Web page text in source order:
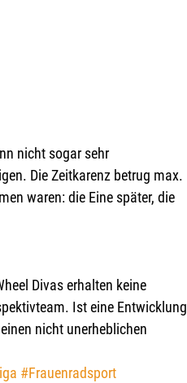
nicht sogar sehr
Die Zeitkarenz betrug max.
waren: die Eine später, die
Divas erhalten keine
Ist eine Entwicklung
nicht unerheblichen
#Frauenradsport